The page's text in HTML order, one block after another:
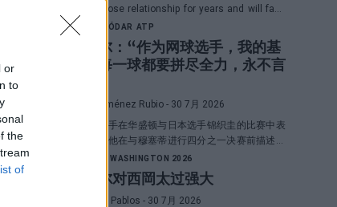
or
to
the
of
a very close relationship for years and will face
each other in Washington in a duel that
promises great emotions.
RAFAEL JÓDAR ATP
洛达尔：“作为网球选手，我的基
因是每一球都要拼尽全力，永不言
Diego Jiménez Rubio- 30 7月 2026
西班牙选手在华盛顿与日本选手锦织圭的比赛中表
现出色，他在与穆塞蒂进行四分之一决赛前描述了
自己的一项伟大优势。
ATP WASHINGTON 2026
霍达尔对西岡太过强大
Pedro de Pablos - 30 7月 2026